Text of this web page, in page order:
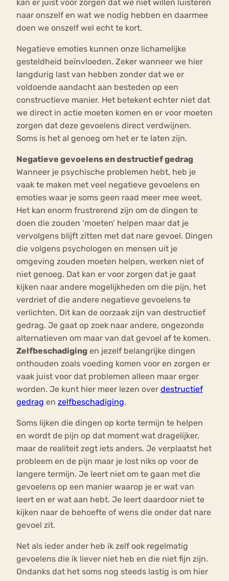
kan er juist voor zorgen dat we niet willen luisteren
naar onszelf en wat we nodig hebben en daarmee
doen we onszelf wel echt te kort.
Negatieve emoties kunnen onze lichamelijke
gesteldheid beïnvloeden. Zeker wanneer we hier
langdurig last van hebben zonder dat we er
voldoende aandacht aan besteden op een
constructieve manier. Het betekent echter niet dat
we direct in actie moeten komen en er voor moeten
zorgen dat deze gevoelens direct verdwijnen.
Soms is het al genoeg om het er te laten zijn.
Negatieve gevoelens en destructief gedrag
Wanneer je psychische problemen hebt, heb je
vaak te maken met veel negatieve gevoelens en
emoties waar je soms geen raad meer mee weet.
Het kan enorm frustrerend zijn om de dingen te
doen die zouden ‘moeten’ helpen maar dat je
vervolgens blijft zitten met dat nare gevoel. Dingen
die volgens psychologen en mensen uit je
omgeving zouden moeten helpen, werken niet of
niet genoeg. Dat kan er voor zorgen dat je gaat
kijken naar andere mogelijkheden om die pijn, het
verdriet of die andere negatieve gevoelens te
verlichten. Dit kan de oorzaak zijn van destructief
gedrag. Je gaat op zoek naar andere, ongezonde
alternatieven om maar van dat gevoel af te komen.
Zelfbeschadiging en jezelf belangrijke dingen
onthouden zoals voeding komen voor en zorgen er
vaak juist voor dat problemen alleen maar erger
worden. Je kunt hier meer lezen over destructief
gedrag en zelfbeschadiging.
Soms lijken die dingen op korte termijn te helpen
en wordt de pijn op dat moment wat dragelijker,
maar de realiteit zegt iets anders. Je verplaatst het
probleem en de pijn maar je lost niks op voor de
langere termijn. Je leert niet om te gaan met die
gevoelens op een manier waarop je er wat van
leert en er wat aan hebt. Je leert daardoor niet te
kijken naar de behoefte of wens die onder dat nare
gevoel zit.
Net als ieder ander heb ik zelf ook regelmatig
gevoelens die ik liever niet heb en die niet fijn zijn.
Ondanks dat het soms nog steeds lastig is om hier